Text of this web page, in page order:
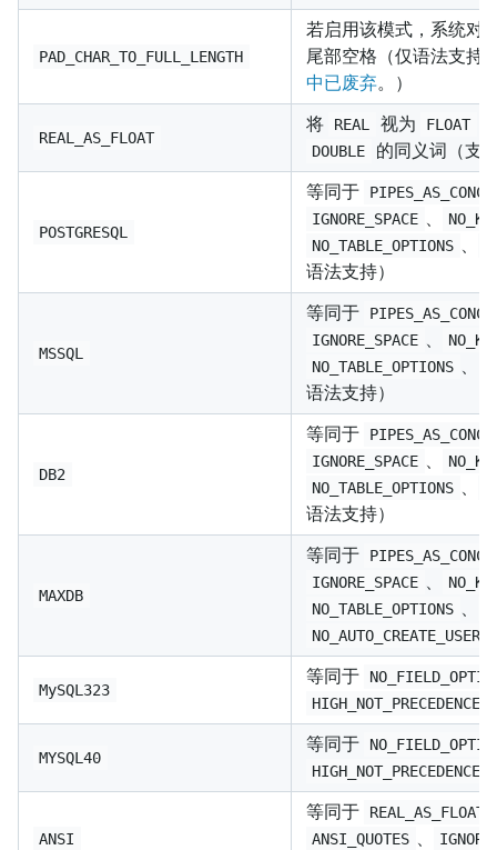
PAD_CHAR_TO_FULL_LENGTH
若启用该模式，系统对
尾部空格（仅语法支持
中已废弃。）
REAL_AS_FLOAT
将 REAL 视为 FLOAT
DOUBLE 的同义词（支
POSTGRESQL
等同于
IGNORE_SPACE 、
NO_TABLE_OPTIONS 、
语法支持）
MSSQL
等同于
IGNORE_SPACE 、
NO_TABLE_OPTIONS 、
语法支持）
DB2
等同于
IGNORE_SPACE 、
NO_TABLE_OPTIONS 、
语法支持）
MAXDB
等同于
IGNORE_SPACE 、
NO_TABLE_OPTIONS 、
NO_AUTO_CREATE_USER
MySQL323
等同于
HIGH_NOT_PRECEDENCE
MYSQL40
等同于
HIGH_NOT_PRECEDENCE
ANSI
等同于 REAL_AS_FLOAT
ANSI_QUOTES 、